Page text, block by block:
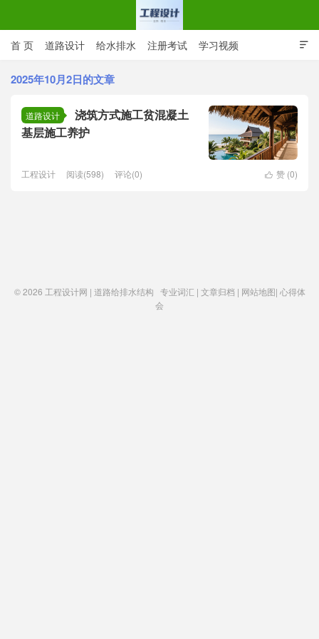
工程设计网 | 道路给排水结构

首 页 道路设计 给水排水 注册考试 学习视频
CAD图纸 专业词汇 规范下载
2025年10月2日的文章
道路设计
浇筑方式施工贫混凝土
基层施工养护
 赞 (0)
工程设计 阅读(598) 评论(0)
© 2026 工程设计网 | 道路给排水结构 专业词汇 | 文章归档 | 网站地图| 心得体
会